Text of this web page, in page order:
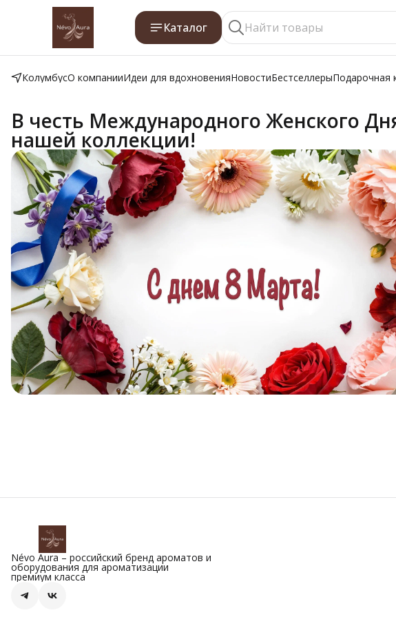
Каталог
КолумбусО компанииИдеи для вдохновенияНовостиБестселлерыПодарочная
В честь Международного Женского
нашей коллекции!
Névo Aura – российский бренд ароматов и
оборудования для ароматизации
премиум класса